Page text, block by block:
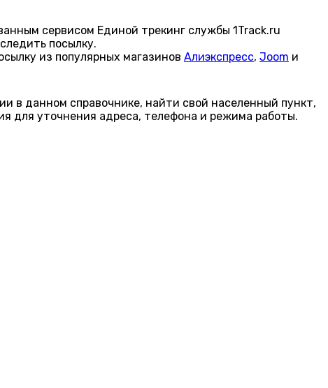
сервисом Единой трекинг службы 1Track.ru
посылку.
из популярных магазинов Алиэкспресс, Joom и
в данном справочнике, найти свой населенный пункт,
для уточнения адреса, телефона и режима работы.